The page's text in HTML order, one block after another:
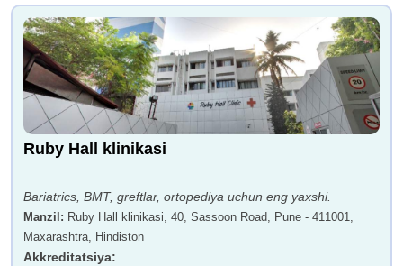
Ruby Hall klinikasi
Bariatrics, BMT, greftlar, ortopediya uchun eng yaxshi.
Manzil : Ruby Hall klinikasi, 40, Sassoon Road, Pune - 411001,
Maxarashtra, Hindiston
Akkreditatsiya: